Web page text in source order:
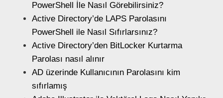
PowerShell İle Nasıl Görebilirsiniz?
Active Directory’de LAPS Parolasını
PowerShell ile Nasıl Sıfırlarsınız?
Active Directory’den BitLocker Kurtarma
Parolası nasıl alınır
AD üzerinde Kullanıcının Parolasını kim
sıfırlamış